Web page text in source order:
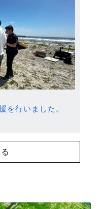
を行いました。